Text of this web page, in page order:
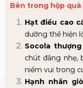
Bên trong hộp quà
Hạt điều cao
dưỡng thể hiện
Socola
chút đắng nhẹ,
niềm vui trong
Hạnh nhân